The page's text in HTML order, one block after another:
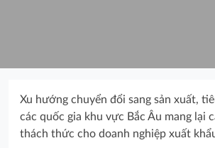
Xu hướng chuyển đổi sang sản xuất,
các quốc gia khu vực Bắc Âu mang lại
thách thức cho doanh nghiệp xuất